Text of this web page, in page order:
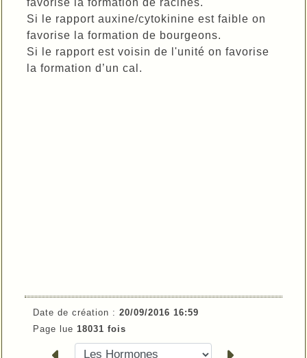
Si le rapport auxine/cytokinine est faible on
favorise la formation de bourgeons.
Si le rapport est voisin de l'unité on favorise
la formation d’un cal.
Date de création : 20/09/2016 16:59
Page lue 18031 fois